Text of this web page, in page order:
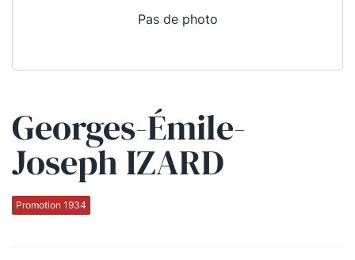
Pas de photo
Georges-Émile-
Joseph IZARD
Promotion 1934
Qui sommes-nous ?
La Conférence
La Conférence de Renfort
La défense pénale